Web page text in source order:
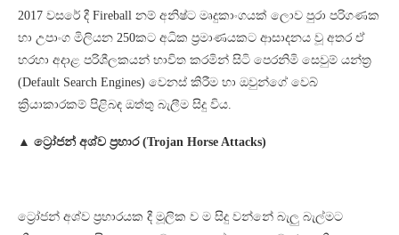
2017 වසරේ දී Fireball නම් අනිෂ්ට මෘදුකාංගයක් ලොව පුරා පරිගණක
හා උපාංග මිලියන 250කට අධික ප්‍රමාණයකට ආසාදනය වූ අතර ඒ
හරහා අදාළ පරිශීලකයන් භාවිත කරමින් සිටි පෙරනිමි සෙවුම් යන්ත්‍ර
(Default Search Engines) වෙනස් කිරීම හා ඔවුන්ගේ වෙබ්
ක්‍රියාකාරකම් පිළිබඳ ඔත්තු බැලීම සිදු විය.
▲ ට්‍රෝජන් අශ්ව ප්‍රහාර (Trojan Horse Attacks)
ට්‍රෝජන් අශ්ව ප්‍රහාරයක දී මූලික ව ම සිදු වන්නේ බැලු බැල්මට